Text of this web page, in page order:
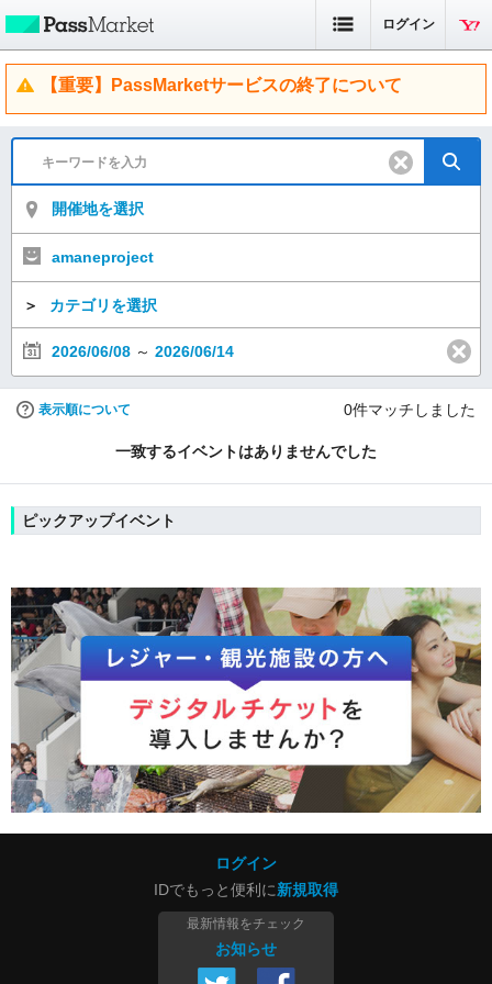
ログイン
【重要】PassMarketサービスの終了について
開催地を選択
amaneproject
＞ カテゴリを選択
2026/06/08 ～ 2026/06/14
表示順について 0件マッチしました
一致するイベントはありませんでした
ピックアップイベント
ログイン
IDでもっと便利に新規取得
最新情報をチェック
お知らせ